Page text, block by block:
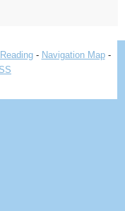
- Navigation Map-